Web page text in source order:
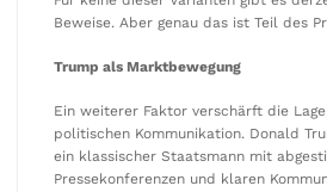
Beweise. Aber genau das ist Teil des
Trump als Marktbewegung
Ein weiterer Faktor verschärft die
politischen Kommunikation. Donald
ein klassischer Staatsmann mit
Pressekonferenzen und klaren